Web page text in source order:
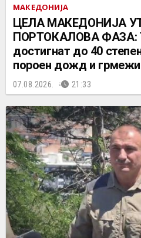
МАКЕДОНИЈА
ЦЕЛА МАКЕДОНИЈА
ПОРТОКАЛОВА ФАЗА:
достигнат до 40
пороен дожд и грмежи
07.08.2026. 21:33